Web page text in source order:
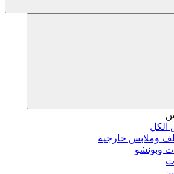
وملابس خارجية
وبونشو